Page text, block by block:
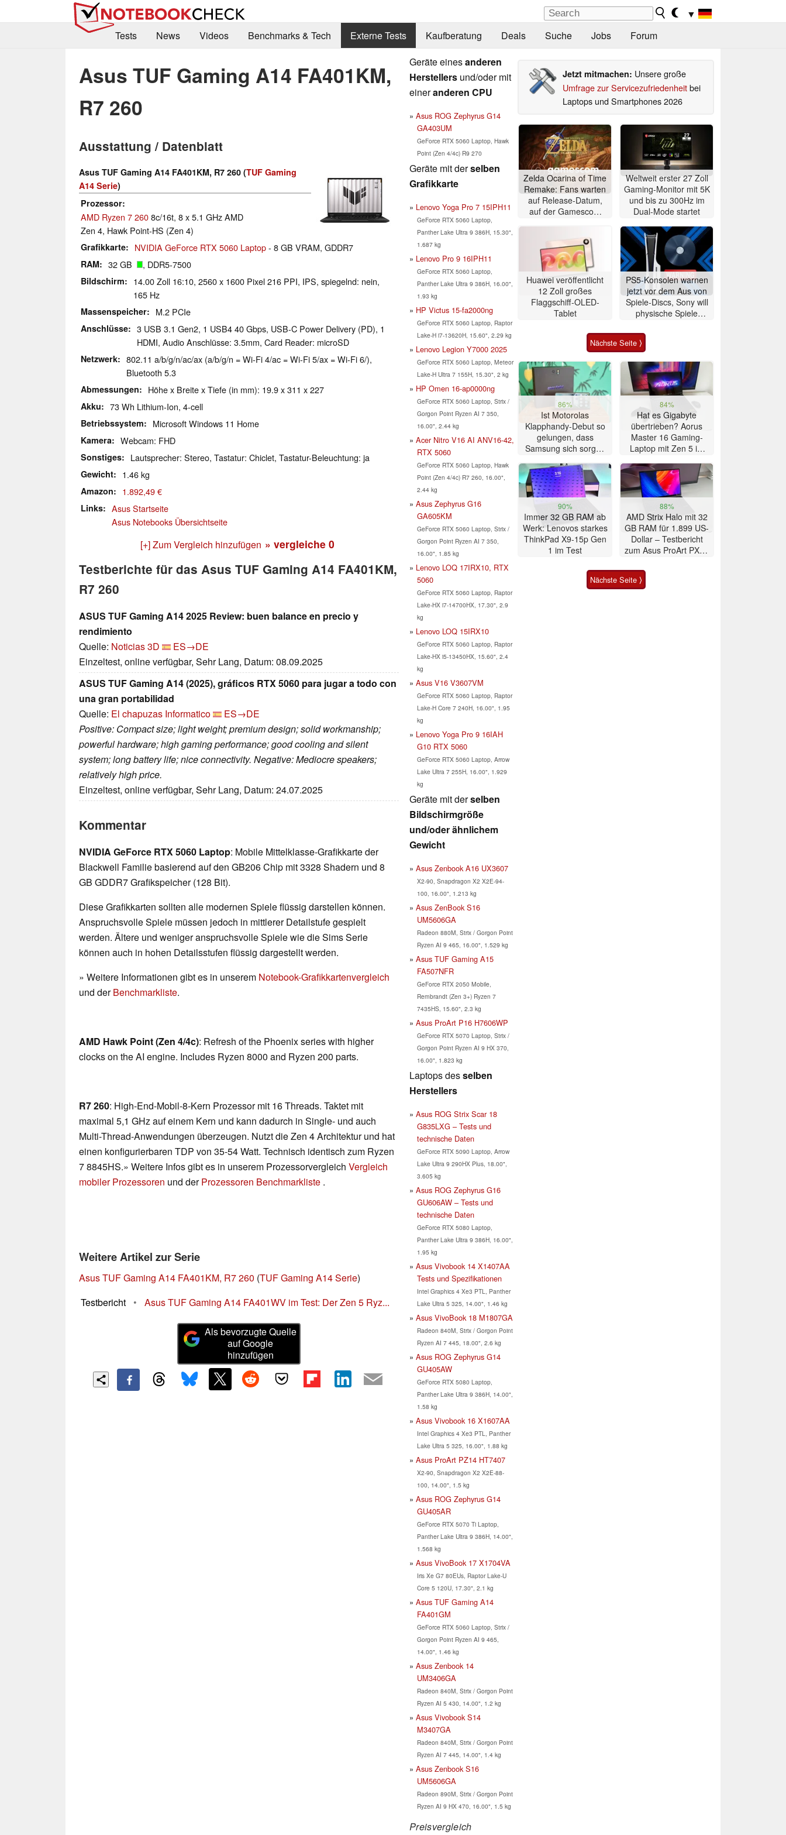
▼
Tests
News Videos Benchmarks & Tech Externe Tests Kaufberatung Deals Suche Jobs Forum
Asus TUF Gaming A14 FA401KM,
R7 260
Ausstattung / Datenblatt
Asus TUF Gaming A14 FA401KM, R7 260 (TUF Gaming
A14 Serie)
Prozessor
AMD Ryzen 7 2608c/16t, 8 x 5.1 GHz AMD
Zen 4, Hawk Point-HS (Zen 4)
Grafikkarte NVIDIA GeForce RTX 5060 Laptop- 8 GB VRAM, GDDR7
RAM 32 GB , DDR5-7500
Bildschirm
14.00 Zoll 16:10, 2560 x 1600 Pixel 216 PPI, IPS, spiegelnd: nein,
165 Hz
Massenspeicher M.2 PCIe
Anschlüsse
3 USB 3.1 Gen2, 1 USB4 40 Gbps, USB-C Power Delivery (PD), 1
HDMI, Audio Anschlüsse: 3.5mm, Card Reader: microSD
Netzwerk
802.11 a/b/g/n/ac/ax (a/b/g/n = Wi-Fi 4/ac = Wi-Fi 5/ax = Wi-Fi 6/),
Bluetooth 5.3
Abmessungen Höhe x Breite x Tiefe (in mm): 19.9 x 311 x 227
Akku 73 Wh Lithium-Ion, 4-cell
Betriebssystem Microsoft Windows 11 Home
Kamera Webcam: FHD
Sonstiges Lautsprecher: Stereo, Tastatur: Chiclet, Tastatur-Beleuchtung: ja
Gewicht 1.46 kg
Amazon 1.892,49 €
Links
Asus Startseite
Asus Notebooks Übersichtseite
[+] Zum Vergleich hinzufügen » vergleiche 0
Testberichte für das Asus TUF Gaming A14 FA401KM,
R7 260
ASUS TUF Gaming A14 2025 Review: buen balance en precio y
rendimiento
Quelle: Noticias 3D
ES→DE
Einzeltest, online verfügbar, Sehr Lang, Datum: 08.09.2025
ASUS TUF Gaming A14 (2025), gráficos RTX 5060 para jugar a todo con
una gran portabilidad
Quelle: El chapuzas Informatico
ES→DE
Positive: Compact size; light weight; premium design; solid workmanship;
powerful hardware; high gaming performance; good cooling and silent
system; long battery life; nice connectivity. Negative: Mediocre speakers;
relatively high price.
Einzeltest, online verfügbar, Sehr Lang, Datum: 24.07.2025
Kommentar
NVIDIA GeForce RTX 5060 Laptop: Mobile Mittelklasse-Grafikkarte der
Blackwell Familie basierend auf den GB206 Chip mit 3328 Shadern und 8
GB GDDR7 Grafikspeicher (128 Bit).
Diese Grafikkarten sollten alle modernen Spiele flüssig darstellen können.
Anspruchsvolle Spiele müssen jedoch in mittlerer Detailstufe gespielt
werden. Ältere und weniger anspruchsvolle Spiele wie die Sims Serie
können auch in hohen Detailsstufen flüssig dargestellt werden.
» Weitere Informationen gibt es in unserem Notebook-Grafikkartenvergleich
und derBenchmarkliste.
AMD Hawk Point (Zen 4/4c): Refresh of the Phoenix series with higher
clocks on the AI engine. Includes Ryzen 8000 and Ryzen 200 parts.
R7 260: High-End-Mobil-8-Kern Prozessor mit 16 Threads. Taktet mit
maximal 5,1 GHz auf einem Kern und kann dadurch in Single- und auch
Multi-Thread-Anwendungen überzeugen. Nutzt die Zen 4 Architektur und hat
einen konfigurierbaren TDP von 35-54 Watt. Technisch identisch zum Ryzen
7 8845HS.» Weitere Infos gibt es in unserem Prozessorvergleich Vergleich
mobiler Prozessoren und derProzessoren Benchmarkliste .
Weitere Artikel zur Serie
Asus TUF Gaming A14 FA401KM, R7 260 (TUF Gaming A14 Serie)
Testbericht
• Asus TUF Gaming A14 FA401WV im Test: Der Zen 5 Ryz...
Als bevorzugte Quelle
auf Google
hinzufügen
Geräte einesanderen
Herstellers und/oder mit
eineranderen CPU
Asus ROG Zephyrus G14
GA403UM
GeForce RTX 5060 Laptop, Hawk
Point (Zen 4/4c) R9 270
Geräte mit derselben
Grafikkarte
Lenovo Yoga Pro 7 15IPH11
GeForce RTX 5060 Laptop,
Panther Lake Ultra 9 386H, 15.30",
1.687 kg
Lenovo Pro 9 16IPH11
GeForce RTX 5060 Laptop,
Panther Lake Ultra 9 386H, 16.00",
1.93 kg
HP Victus 15-fa2000ng
GeForce RTX 5060 Laptop, Raptor
Lake-H i7-13620H, 15.60", 2.29 kg
Lenovo Legion Y7000 2025
GeForce RTX 5060 Laptop, Meteor
Lake-H Ultra 7 155H, 15.30", 2 kg
HP Omen 16-ap0000ng
GeForce RTX 5060 Laptop, Strix /
Gorgon Point Ryzen AI 7 350,
16.00", 2.44 kg
Acer Nitro V16 AI ANV16-42,
RTX 5060
GeForce RTX 5060 Laptop, Hawk
Point (Zen 4/4c) R7 260, 16.00",
2.44 kg
Asus Zephyrus G16
GA605KM
GeForce RTX 5060 Laptop, Strix /
Gorgon Point Ryzen AI 7 350,
16.00", 1.85 kg
Lenovo LOQ 17IRX10, RTX
5060
GeForce RTX 5060 Laptop, Raptor
Lake-HX i7-14700HX, 17.30", 2.9
kg
Lenovo LOQ 15IRX10
GeForce RTX 5060 Laptop, Raptor
Lake-HX i5-13450HX, 15.60", 2.4
kg
Asus V16 V3607VM
GeForce RTX 5060 Laptop, Raptor
Lake-H Core 7 240H, 16.00", 1.95
kg
Lenovo Yoga Pro 9 16IAH
G10 RTX 5060
GeForce RTX 5060 Laptop, Arrow
Lake Ultra 7 255H, 16.00", 1.929
kg
Geräte mit derselben
Bildschirmgröße
und/oder ähnlichem
Gewicht
Asus Zenbook A16 UX3607
X2-90, Snapdragon X2 X2E-94-
100, 16.00", 1.213 kg
Asus ZenBook S16
UM5606GA
Radeon 880M, Strix / Gorgon Point
Ryzen AI 9 465, 16.00", 1.529 kg
Asus TUF Gaming A15
FA507NFR
GeForce RTX 2050 Mobile,
Rembrandt (Zen 3+) Ryzen 7
7435HS, 15.60", 2.3 kg
Asus ProArt P16 H7606WP
GeForce RTX 5070 Laptop, Strix /
Gorgon Point Ryzen AI 9 HX 370,
16.00", 1.823 kg
Laptops desselben
Herstellers
Asus ROG Strix Scar 18
G835LXG – Tests und
technische Daten
GeForce RTX 5090 Laptop, Arrow
Lake Ultra 9 290HX Plus, 18.00",
3.605 kg
Asus ROG Zephyrus G16
GU606AW – Tests und
technische Daten
GeForce RTX 5080 Laptop,
Panther Lake Ultra 9 386H, 16.00",
1.95 kg
Asus Vivobook 14 X1407AA
Tests und Spezifikationen
Intel Graphics 4 Xe3 PTL, Panther
Lake Ultra 5 325, 14.00", 1.46 kg
Asus VivoBook 18 M1807GA
Radeon 840M, Strix / Gorgon Point
Ryzen AI 7 445, 18.00", 2.6 kg
Asus ROG Zephyrus G14
GU405AW
GeForce RTX 5080 Laptop,
Panther Lake Ultra 9 386H, 14.00",
1.58 kg
Asus Vivobook 16 X1607AA
Intel Graphics 4 Xe3 PTL, Panther
Lake Ultra 5 325, 16.00", 1.88 kg
Asus ProArt PZ14 HT7407
X2-90, Snapdragon X2 X2E-88-
100, 14.00", 1.5 kg
Asus ROG Zephyrus G14
GU405AR
GeForce RTX 5070 Ti Laptop,
Panther Lake Ultra 9 386H, 14.00",
1.568 kg
Asus VivoBook 17 X1704VA
Iris Xe G7 80EUs, Raptor Lake-U
Core 5 120U, 17.30", 2.1 kg
Asus TUF Gaming A14
FA401GM
GeForce RTX 5060 Laptop, Strix /
Gorgon Point Ryzen AI 9 465,
14.00", 1.46 kg
Asus Zenbook 14
UM3406GA
Radeon 840M, Strix / Gorgon Point
Ryzen AI 5 430, 14.00", 1.2 kg
Asus Vivobook S14
M3407GA
Radeon 840M, Strix / Gorgon Point
Ryzen AI 7 445, 14.00", 1.4 kg
Asus Zenbook S16
UM5606GA
Radeon 890M, Strix / Gorgon Point
Ryzen AI 9 HX 470, 16.00", 1.5 kg
Preisvergleich
Jetzt mitmachen: Unsere große
Umfrage zur Servicezufriedenheitbei
Laptops und Smartphones 2026
Zelda Ocarina of Time
Remake: Fans warten
auf Release-Datum,
auf der Gamescom
Weltweit erster 27 Zoll
Gaming-Monitor mit 5K
und bis zu 300Hz im
Dual-Mode startet
Huawei veröffentlicht
12 Zoll großes
Flaggschiff-OLED-
Tablet
PS5-Konsolen warnen
jetzt vor dem Aus von
Spiele-Discs, Sony will
physische Spiele
Nächste Seite ⟩
86%
Ist Motorolas
Klapphandy-Debut so
gelungen, dass
Samsung sich sorgen
Smartphone im Test
84%
Hat es Gigabyte
übertrieben? Aorus
Master 16 Gaming-
Laptop mit Zen 5 im
90%
Immer 32 GB RAM ab
Werk: Lenovos starkes
ThinkPad X9-15p Gen
1 im Test
88%
AMD Strix Halo mit 32
GB RAM für 1.899 US-
Dollar – Testbericht
zum Asus ProArt PX13
Nächste Seite ⟩